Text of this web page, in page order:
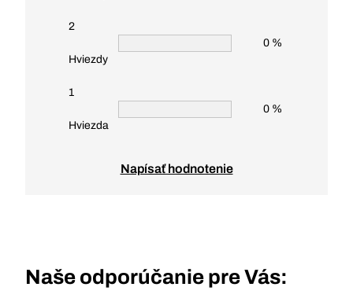
2
Hviezdy
0 %
1
Hviezda
0 %
Napísať hodnotenie
Naše odporúčanie pre Vás: